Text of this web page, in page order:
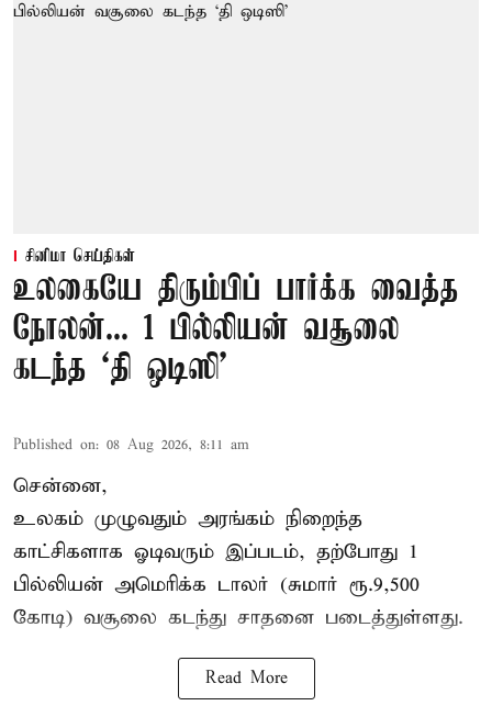
சினிமா செய்திகள்
உலகையே திரும்பிப் பார்க்க வைத்த
நோலன்... 1 பில்லியன் வசூலை
கடந்த ‘தி ஒடிஸி’
Published on: 08 Aug 2026, 8:11 am
சென்னை,
உலகம் முழுவதும் அரங்கம் நிறைந்த
காட்சிகளாக ஓடிவரும் இப்படம், தற்போது 1
பில்லியன் அமெரிக்க டாலர் (சுமார் ரூ.9,500
கோடி) வசூலை கடந்து சாதனை படைத்துள்ளது.
Read More